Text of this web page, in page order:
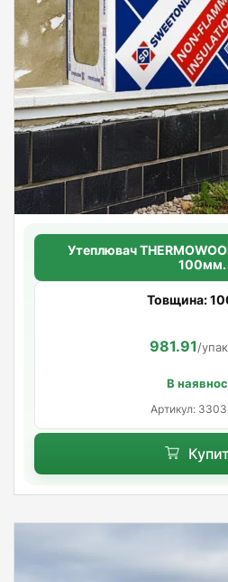
Утеплювач
100мм.
Товщина:
981.91/
В
Артикул: